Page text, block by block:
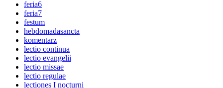
feria6
feria7
festum
hebdomadasancta
komentarz
lectio continua
lectio evangelii
lectio missae
lectio regulae
lectiones I nocturni